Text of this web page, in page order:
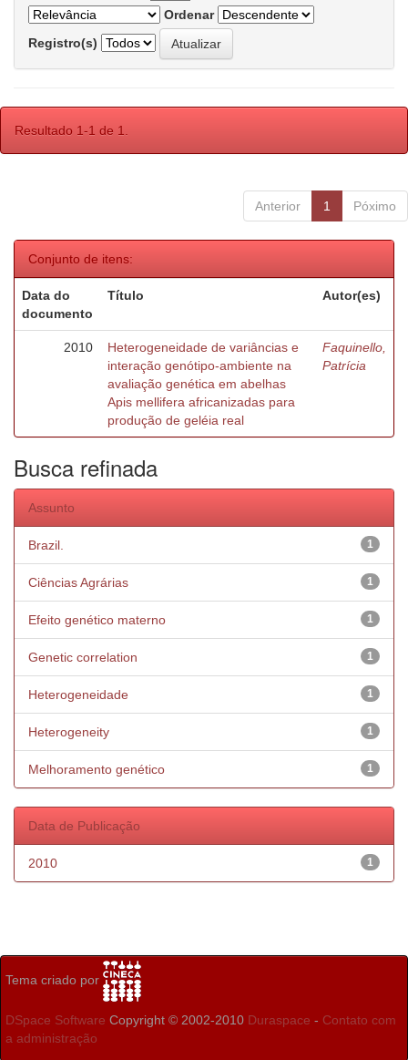
Ordenar
Registro(s)
Resultado 1-1 de 1.
Anterior 1 Póximo
Conjunto de itens:
Data do
documento
Título Autor(es)
2010
Heterogeneidade de variâncias e
interação genótipo-ambiente na
avaliação genética em abelhas
Apis mellifera africanizadas para
produção de geléia real
Faquinello,
Patrícia
Busca refinada
Assunto
1
Brazil.
1
Ciências Agrárias
1
Efeito genético materno
1
Genetic correlation
1
Heterogeneidade
1
Heterogeneity
1
Melhoramento genético
Data de Publicação
1
2010
Tema criado por
DSpace Software Copyright © 2002-2010 Duraspace - Contato com
a administração